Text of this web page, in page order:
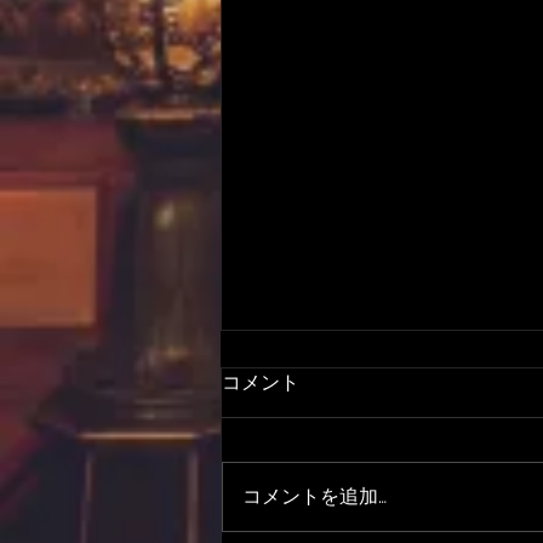
コメント
コメントを追加…